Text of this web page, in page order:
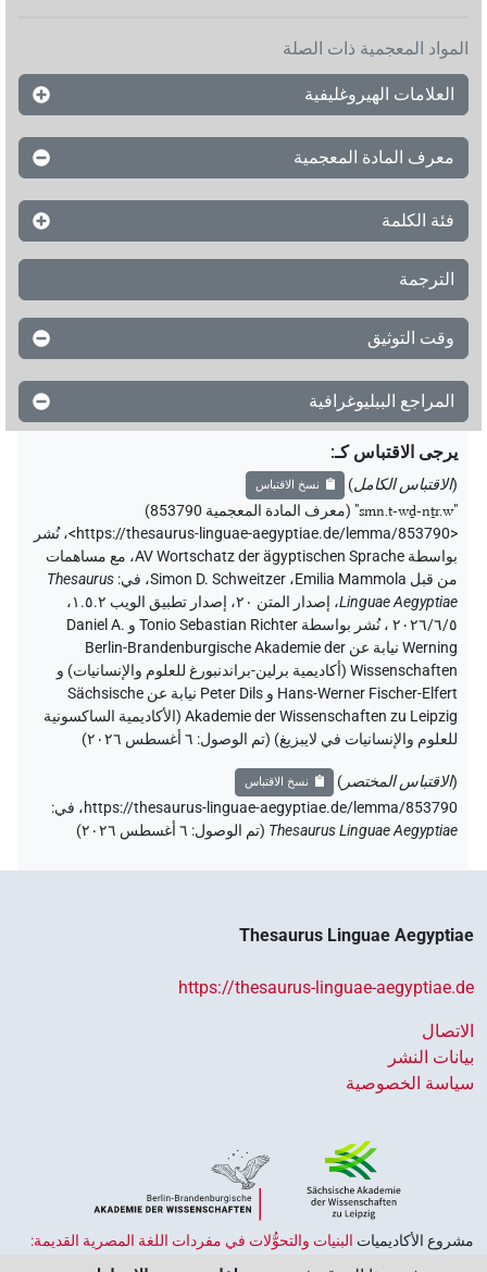
المواد المعجمية ذات الصلة
العلامات الهيروغليفية
معرف المادة المعجمية
فئة الكلمة
الترجمة
وقت التوثيق
المراجع الببليوغرافية
يرجى الاقتباس كـ:
(الاقتباس الكامل) نسخ الاقتباس
"
smn.t-wḏ-nṯr.w
"
(معرف المادة المعجمية 853790)
<https://thesaurus-linguae-aegyptiae.de/lemma/853790>
،نُشر
بواسطة AV Wortschatz der ägyptischen Sprache
، مع مساهمات
من قبل Emilia Mammola، Simon D. Schweitzer، في:
Thesaurus
Linguae Aegyptiae،
إصدار المتن ٢٠، إصدار تطبيق الويب ۱.٥.٢،
٢٠٢٦/٦/٥ ، نُشر بواسطة Tonio Sebastian Richter و Daniel A.
Werning نيابة عن Berlin-Brandenburgische Akademie der
Wissenschaften (أكاديمية برلين-براندنبورغ للعلوم والإنسانيات) و
Hans-Werner Fischer-Elfert و Peter Dils نيابة عن Sächsische
Akademie der Wissenschaften zu Leipzig (الأكاديمية الساكسونية
للعلوم والإنسانيات في لايبزيغ) (تم الوصول: ٦ أغسطس ٢٠٢٦ )
(الاقتباس المختصر ) نسخ الاقتباس
https://thesaurus-linguae-aegyptiae.de/lemma/853790، في:
Thesaurus Linguae Aegyptiae
(تم الوصول: ٦ أغسطس ٢٠٢٦ )
Thesaurus Linguae Aegyptiae
https://thesaurus-linguae-aegyptiae.de
الاتصال
بيانات النشر
سياسة الخصوصية
مشروع الأكاديميات ‏ البنيات والتحوُّلات في مفردات اللغة المصرية القديمة: